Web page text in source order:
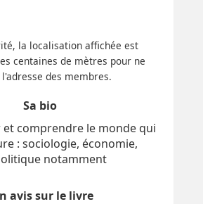
la localisation affichée est
centaines de mètres pour ne
des membres.
Sa bio
et comprendre le monde qui
: sociologie, économie,
notamment
avis sur le livre